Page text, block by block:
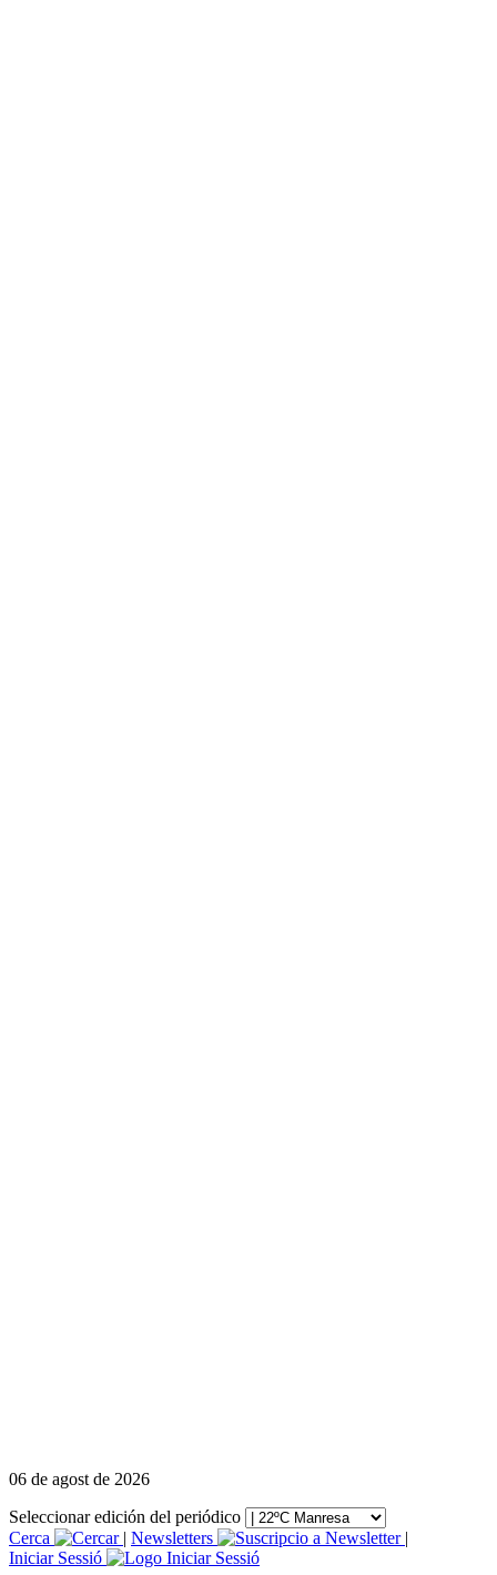
06 de agost de 2026
Seleccionar edición del periódico
Cerca
| Newsletters
|
Iniciar Sessió